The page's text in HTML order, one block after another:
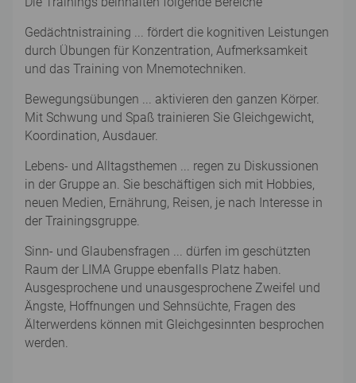
Gedächtnistraining ... fördert die kognitiven Leistungen
durch Übungen für Konzentration, Aufmerksamkeit
und das Training von Mnemotechniken.
Bewegungsübungen ... aktivieren den ganzen Körper.
Mit Schwung und Spaß trainieren Sie Gleichgewicht,
Koordination, Ausdauer.
Lebens- und Alltagsthemen ... regen zu Diskussionen
in der Gruppe an. Sie beschäftigen sich mit Hobbies,
neuen Medien, Ernährung, Reisen, je nach Interesse in
der Trainingsgruppe.
Sinn- und Glaubensfragen ... dürfen im geschützten
Raum der LIMA Gruppe ebenfalls Platz haben.
Ausgesprochene und unausgesprochene Zweifel und
Ängste, Hoffnungen und Sehnsüchte, Fragen des
Älterwerdens können mit Gleichgesinnten besprochen
werden.